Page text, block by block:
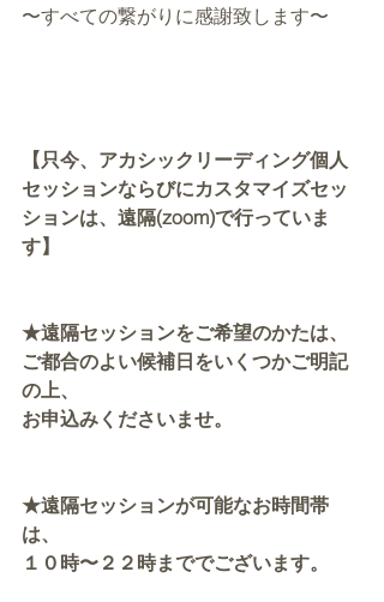
〜すべての繋がりに感謝致します〜
【只今、アカシックリーディング個人
セッションならびにカスタマイズセッ
ションは、遠隔(zoom)で行っていま
す】
★遠隔セッションをご希望のかたは、
ご都合のよい候補日をいくつかご明記
の上、
お申込みくださいませ。
★遠隔セッションが可能なお時間帯
は、
１０時〜２２時まででございます。